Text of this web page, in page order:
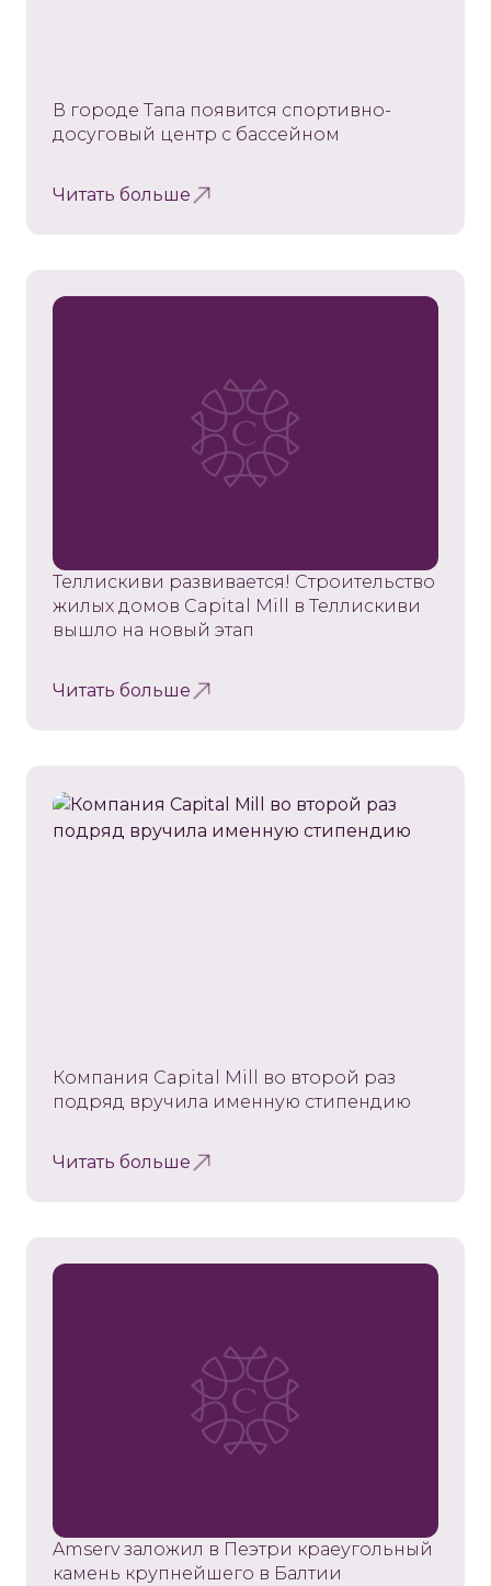
В городе Тапа появится спортивно-
досуговый центр с бассейном
Читать больше
Теллискиви развивается! Строительство
жилых домов Capital Mill в Теллискиви
вышло на новый этап
Читать больше
Компания Capital Mill во второй раз
подряд вручила именную стипендию
Читать больше
Amserv заложил в Пеэтри краеугольный
камень крупнейшего в Балтии